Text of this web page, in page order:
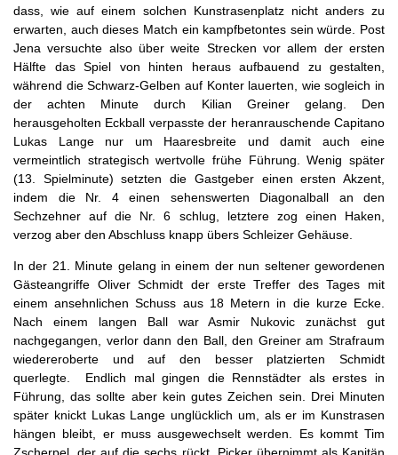
dass, wie auf einem solchen Kunstrasenplatz nicht anders zu
erwarten, auch dieses Match ein kampfbetontes sein würde. Post
Jena versuchte also über weite Strecken vor allem der ersten
Hälfte das Spiel von hinten heraus aufbauend zu gestalten,
während die Schwarz-Gelben auf Konter lauerten, wie sogleich in
der achten Minute durch Kilian Greiner gelang. Den
herausgeholten Eckball verpasste der heranrauschende Capitano
Lukas Lange nur um Haaresbreite und damit auch eine
vermeintlich strategisch wertvolle frühe Führung. Wenig später
(13. Spielminute) setzten die Gastgeber einen ersten Akzent,
indem die Nr. 4 einen sehenswerten Diagonalball an den
Sechzehner auf die Nr. 6 schlug, letztere zog einen Haken,
verzog aber den Abschluss knapp übers Schleizer Gehäuse.
In der 21. Minute gelang in einem der nun seltener gewordenen
Gästeangriffe Oliver Schmidt der erste Treffer des Tages mit
einem ansehnlichen Schuss aus 18 Metern in die kurze Ecke.
Nach einem langen Ball war Asmir Nukovic zunächst gut
nachgegangen, verlor dann den Ball, den Greiner am Strafraum
wiedereroberte und auf den besser platzierten Schmidt
querlegte. Endlich mal gingen die Rennstädter als erstes in
Führung, das sollte aber kein gutes Zeichen sein. Drei Minuten
später knickt Lukas Lange unglücklich um, als er im Kunstrasen
hängen bleibt, er muss ausgewechselt werden. Es kommt Tim